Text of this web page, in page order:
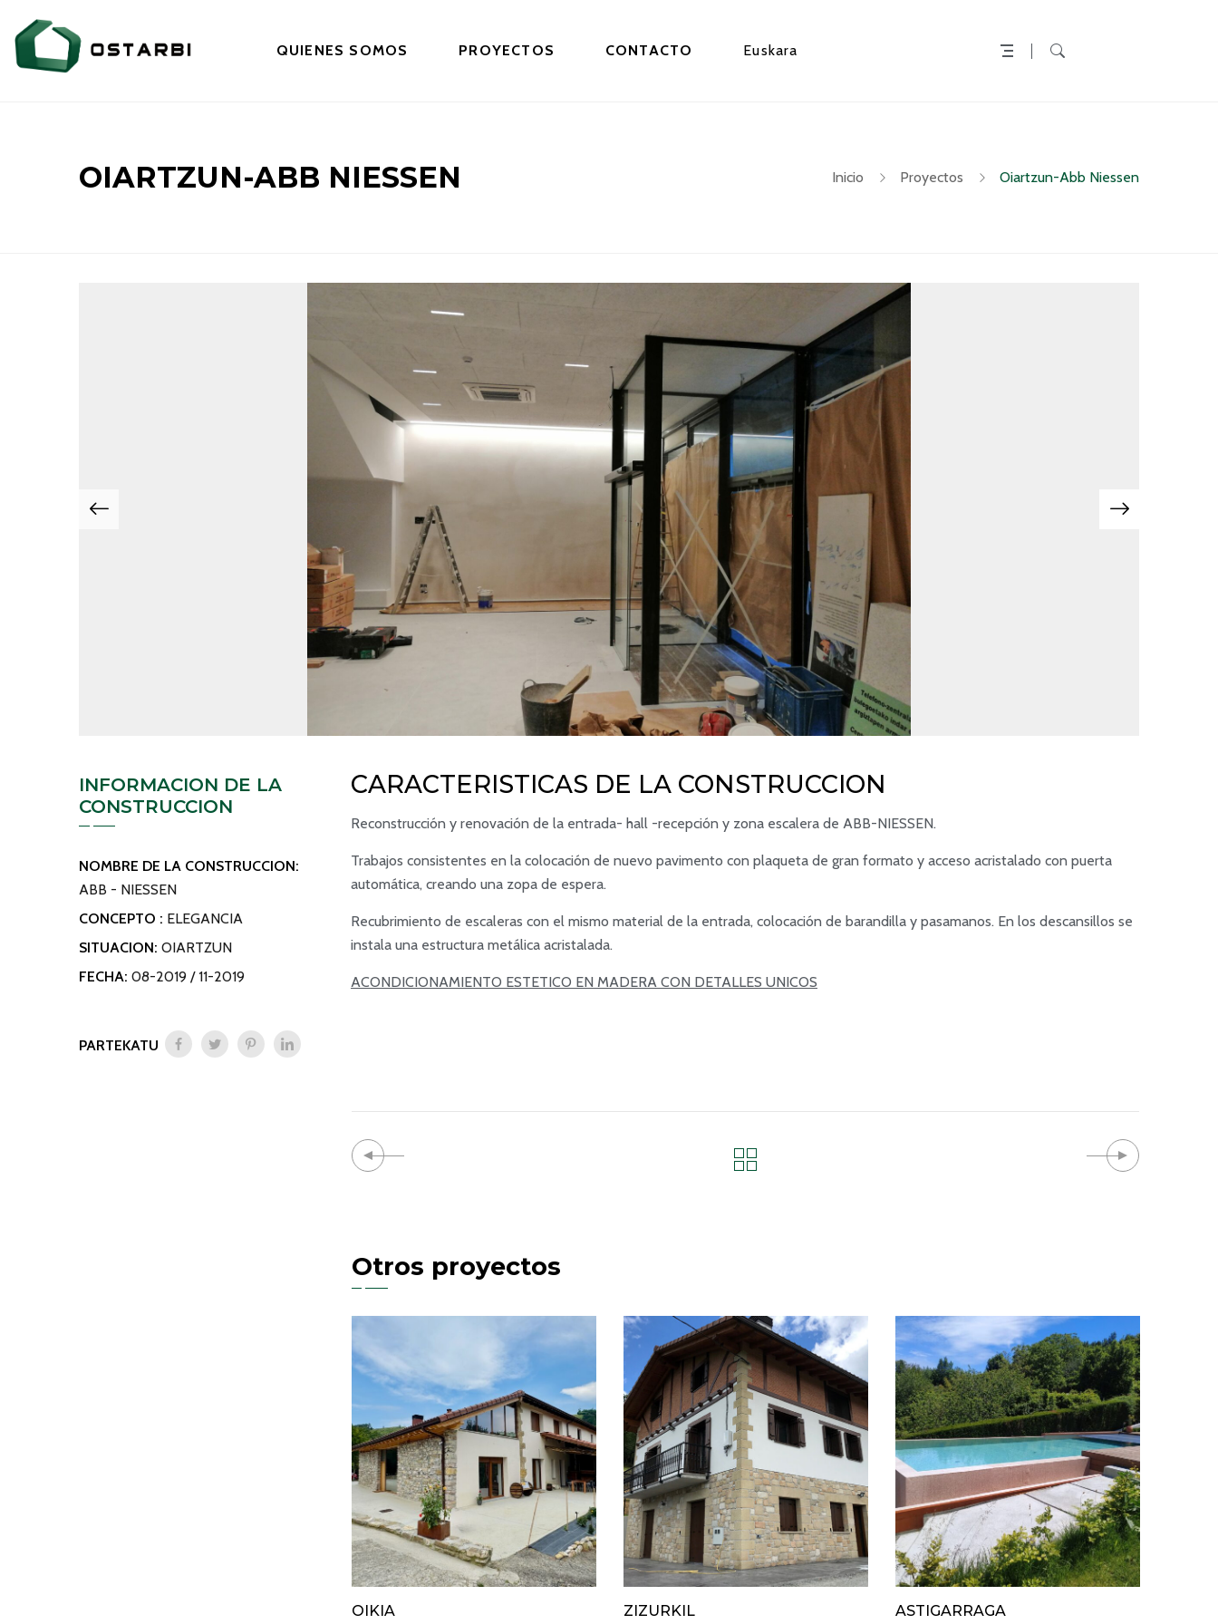
QUIENES SOMOS PROYECTOS CONTACTO Euskara
OIARTZUN-ABB NIESSEN Inicio Proyectos Oiartzun-Abb Niessen
INFORMACION DE LA
CONSTRUCCION
NOMBRE DE LA CONSTRUCCION:
ABB - NIESSEN
CONCEPTO : ELEGANCIA
SITUACION: OIARTZUN
FECHA: 08-2019 / 11-2019
PARTEKATU
CARACTERISTICAS DE LA CONSTRUCCION
Reconstrucción y renovación de la entrada- hall -recepción y zona escalera de ABB-NIESSEN.
Trabajos consistentes en la colocación de nuevo pavimento con plaqueta de gran formato y acceso acristalado con puerta
automática, creando una zopa de espera.
Recubrimiento de escaleras con el mismo material de la entrada, colocación de barandilla y pasamanos. En los descansillos se
instala una estructura metálica acristalada.
ACONDICIONAMIENTO ESTETICO EN MADERA CON DETALLES UNICOS
Otros proyectos
OIKIA ZIZURKIL ASTIGARRAGA